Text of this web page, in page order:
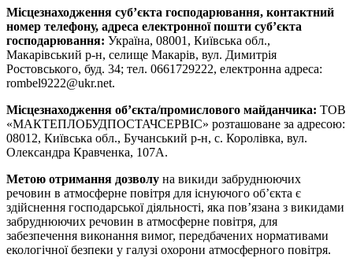
Місцезнаходження суб’єкта господарювання, контактний
номер телефону, адреса електронної пошти суб’єкта
господарювання: Україна, 08001, Київська обл.,
Макарівський р-н, селище Макарів, вул. Димитрія
Ростовського, буд. 34; тел. 0661729222, електронна адреса:
rombel9222@ukr.net.
Місцезнаходження об’єкта/промислового майданчика: ТОВ
«МАКТЕПЛОБУДПОСТАЧСЕРВІС» розташоване за адресою:
08012, Київська обл., Бучанський р-н, с. Королівка, вул.
Олександра Кравченка, 107А.
Метою отримання дозволу на викиди забруднюючих
речовин в атмосферне повітря для існуючого об’єкта є
здійснення господарської діяльності, яка пов’язана з викидами
забруднюючих речовин в атмосферне повітря, для
забезпечення виконання вимог, передбачених нормативами
екологічної безпеки у галузі охорони атмосферного повітря.